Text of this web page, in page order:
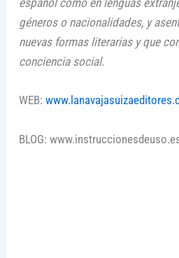
géneros o nacionalidades, y
nuevas formas literarias y que
conciencia social.
WEB:
BLOG: